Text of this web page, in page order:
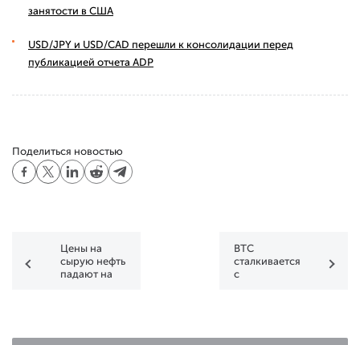
занятости в США
USD/JPY и USD/CAD перешли к консолидации перед
публикацией отчета ADP
Поделиться новостью
Цены на
сырую нефть
падают на
BTC
сталкивается
с
поддержку